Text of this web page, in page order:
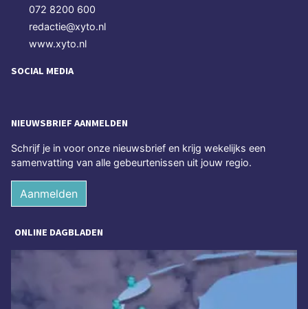
072 8200 600
redactie@xyto.nl
www.xyto.nl
SOCIAL MEDIA
NIEUWSBRIEF AANMELDEN
Schrijf je in voor onze nieuwsbrief en krijg wekelijks een
samenvatting van alle gebeurtenissen uit jouw regio.
Aanmelden
ONLINE DAGBLADEN